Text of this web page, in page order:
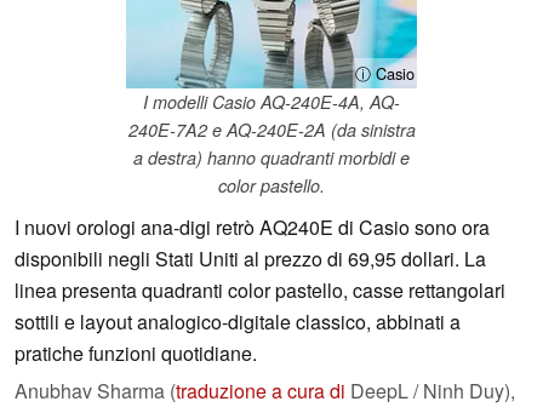
ⓘ Casio
I modelli Casio AQ-240E-4A, AQ-
240E-7A2 e AQ-240E-2A (da sinistra
a destra) hanno quadranti morbidi e
color pastello.
I nuovi orologi ana-digi retrò AQ240E di Casio sono ora
disponibili negli Stati Uniti al prezzo di 69,95 dollari. La
linea presenta quadranti color pastello, casse rettangolari
sottili e layout analogico-digitale classico, abbinati a
pratiche funzioni quotidiane.
Anubhav Sharma (traduzione a cura di DeepL / Ninh Duy),